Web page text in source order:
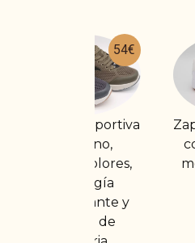
43€
Zapatilla deportiva
con plantilla de
memoria y suela
caramelo